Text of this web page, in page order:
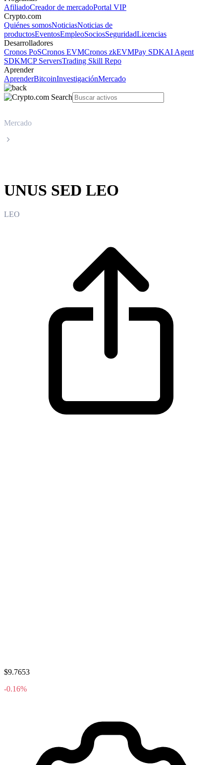
AfiliadoCreador de mercadoPortal VIP
Crypto.com
Quiénes somosNoticiasNoticias de
productosEventosEmpleoSociosSeguridadLicencias
Desarrolladores
Cronos PoSCronos EVMCronos zkEVMPay SDKAI Agent
SDKMCP ServersTrading Skill Repo
Aprender
AprenderBitcoinInvestigaciónMercado
Mercado
UNUS SED LEO
LEO
$9.7653
-0.16%